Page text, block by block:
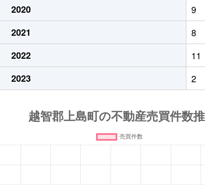
2020
9
2021
8
2022
11
2023
2